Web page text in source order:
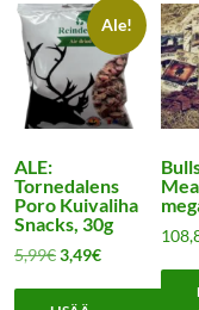
Ale!
ALE:
Tornedalens
Poro Kuivaliha
Snacks, 30g
5,99€Alkuperäinen
oli:
3,49€Nykyinen